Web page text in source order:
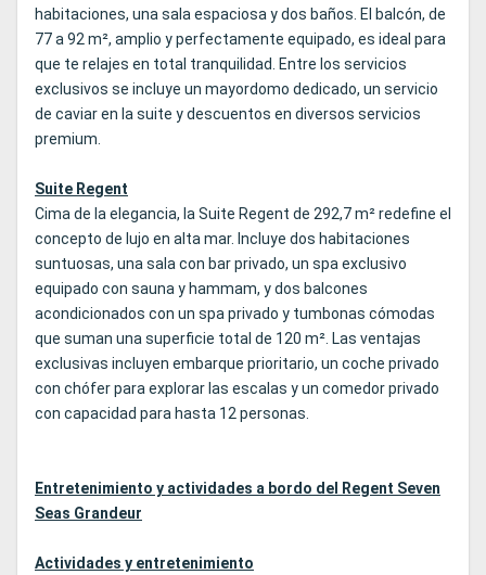
habitaciones, una sala espaciosa y dos baños. El balcón, de
77 a 92 m², amplio y perfectamente equipado, es ideal para
que te relajes en total tranquilidad. Entre los servicios
exclusivos se incluye un mayordomo dedicado, un servicio
de caviar en la suite y descuentos en diversos servicios
premium.
Suite Regent
Cima de la elegancia, la Suite Regent de 292,7 m² redefine el
concepto de lujo en alta mar. Incluye dos habitaciones
suntuosas, una sala con bar privado, un spa exclusivo
equipado con sauna y hammam, y dos balcones
acondicionados con un spa privado y tumbonas cómodas
que suman una superficie total de 120 m². Las ventajas
exclusivas incluyen embarque prioritario, un coche privado
con chófer para explorar las escalas y un comedor privado
con capacidad para hasta 12 personas.
Entretenimiento y actividades a bordo del Regent Seven
Seas Grandeur
Actividades y entretenimiento